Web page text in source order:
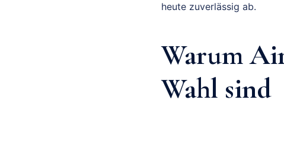
heute zuverlässig ab.
Warum
Wahl sind